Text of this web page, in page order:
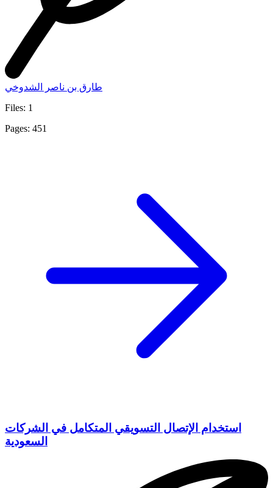
طارق بن ناصر الشدوخي
Files: 1
Pages: 451
استخدام الإتصال التسويقي المتكامل في الشركات
السعودية